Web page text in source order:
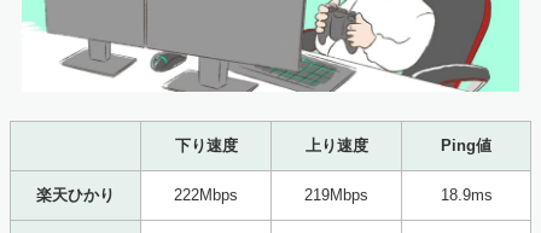
下り速度 上り速度 Ping値
楽天ひかり 222Mbps 219Mbps 18.9ms